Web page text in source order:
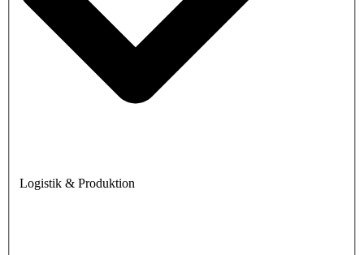
Logistik & Produktion